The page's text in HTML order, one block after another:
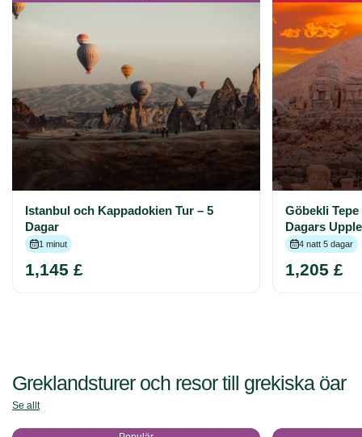
Istanbul och Kappadokien Tur – 5
Dagar
1 minut
1,145 £
Göbekli
Dagars
4 natt 5 dagar
1,205 £
Greklandsturer och resor till grekiska öar
Se allt